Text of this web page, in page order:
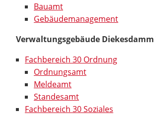
Bauamt
Gebäudemanagement
Verwaltungsgebäude Diekesdamm
Fachbereich 30 Ordnung
Ordnungsamt
Meldeamt
Standesamt
Fachbereich 30 Soziales